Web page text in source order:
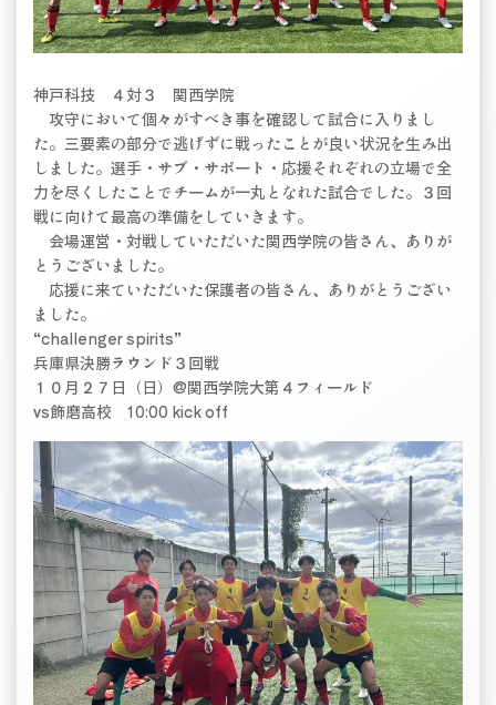
神戸科技 ４対３ 関西学院
攻守において個々がすべき事を確認して試合に入りまし
た。三要素の部分で逃げずに戦ったことが良い状況を生み出
しました。選手・サブ・サポート・応援それぞれの立場で全
力を尽くしたことでチームが一丸となれた試合でした。３回
戦に向けて最高の準備をしていきます。
会場運営・対戦していただいた関西学院の皆さん、ありが
とうございました。
応援に来ていただいた保護者の皆さん、ありがとうござい
ました。
“challenger spirits”
兵庫県決勝ラウンド３回戦
１０月２７日（日）@関西学院大第４フィールド
vs飾磨高校 10:00 kick off